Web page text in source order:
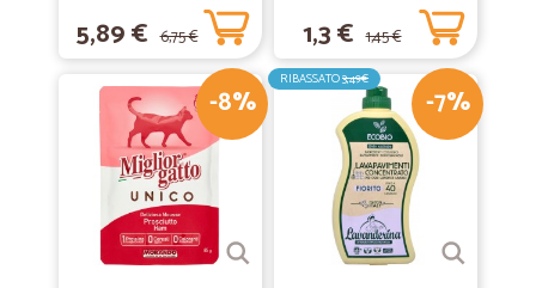
5,89 € 6,75 € 1,3 € 1,45 €
-8% -7%
RIBASSATO3,49€